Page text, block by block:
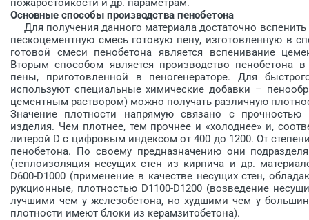
пожаростойкости и др. параметрам.
Основные способы производства пенобетона
Для получения данного материала достаточно
пескоцементную смесь готовую пену, изготовленную в
готовой смеси пенобетона является вспенивание
Вторым способом является производство пенобетона
пены, приготовленной в пеногенераторе. Для
используют специальные химические добавки –
цементным раствором) можно получать различную
Значение плотности напрямую связано с
изделия. Чем плотнее, тем прочнее и «холоднее» и,
литерой D c цифровым индексом от 400 до 1200. От
пенобетона. По своему предназначению они
(теплоизоляция несущих стен из кирпича и др.
D600-D1000 (применение в качестве несущих стен,
рукционные, плотностью D1100-D1200 (возведение
лучшими чем у железобетона, но худшими чем у
плотности имеют блоки из керамзитобетона).